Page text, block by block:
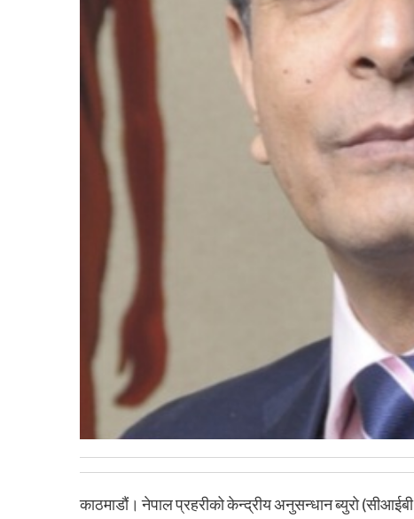
काठमाडौं। नेपाल प्रहरीको केन्द्रीय अनुसन्धान ब्युरो